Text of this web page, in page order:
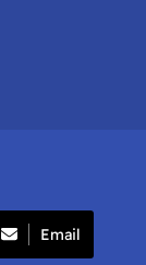
Email